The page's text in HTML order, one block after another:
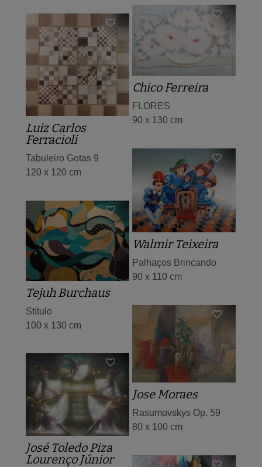
Chico Ferreira
FLORES
90 x 130 cm
Luiz Carlos
Ferracioli
Tabuleiro Gotas 9
120 x 120 cm
Walmir Teixeira
Palhaços Brincando
90 x 110 cm
Tejuh Burchaus
Stítulo
100 x 130 cm
Jose Moraes
Rasumovskys Op. 59
80 x 100 cm
José Toledo Piza
Lourenço Júnior